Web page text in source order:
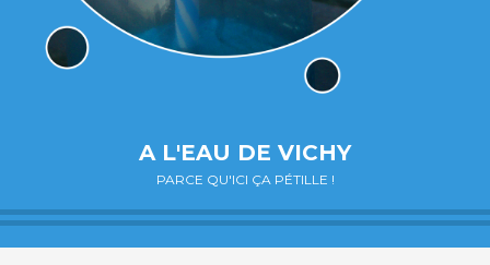
A L'EAU DE VICHY
PARCE QU'ICI ÇA PÉTILLE !